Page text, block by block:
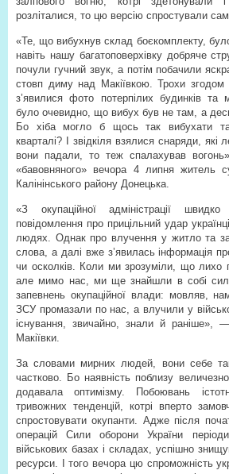
розліталися, то цю версію спростували
«Те, що вибухнув склад боєкомплекту,
навіть нашу багатоповерхівку добряче
почули гучний звук, а потім побачили
стовп диму над Макіївкою. Трохи згодом
з’явилися фото потерпілих будинків та
було очевидно, що вибух був не там, а
Бо хіба могло б щось так вибухати
кварталі? І звідкіля взялися снаряди, які
вони падали, то теж спалахував
«бавовняного» вечора 4 липня житель
Калінінського району Донецька.
«З окупаційної адміністрації
повідомлення про прицільний удар
людях. Однак про влучення у житло та
слова, а далі вже з’явилась інформація
чи осколків. Коли ми зрозуміли, що лихо
але мимо нас, ми ще знайшли в собі сили
запевнень окупаційної влади: мовляв,
ЗСУ промазали по нас, а влучили у
існування, звичайно, знали й раніше»,
Макіївки.
За словами мирних людей, вони себе
частково. Бо наявність поблизу
додавала оптимізму. Побоювань
тривожних тенденцій, котрі вперто
спростовувати окупанти. Адже після
операцій Сили оборони України
військових базах і складах, успішно
ресурси. І того вечора цю спроможність